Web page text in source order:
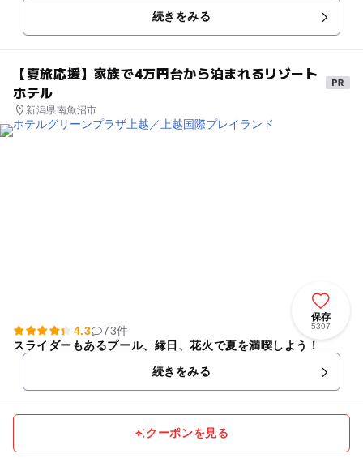
続きをみる
【夏旅応援】家族で4万円台から泊まれるリゾート
ホテル
新潟県南魚沼市
保存
5397
4.3
73件
スライダーもあるプール、縁日、花火で夏を満喫しよう！
続きをみる
クーポンを見る